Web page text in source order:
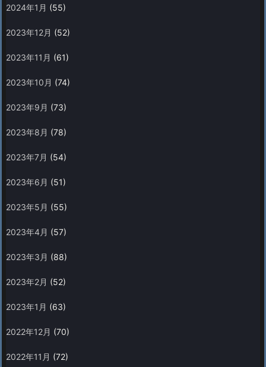
2024年1月 (55)
2023年12月 (52)
2023年11月 (61)
2023年10月 (74)
2023年9月 (73)
2023年8月 (78)
2023年7月 (54)
2023年6月 (51)
2023年5月 (55)
2023年4月 (57)
2023年3月 (88)
2023年2月 (52)
2023年1月 (63)
2022年12月 (70)
2022年11月 (72)